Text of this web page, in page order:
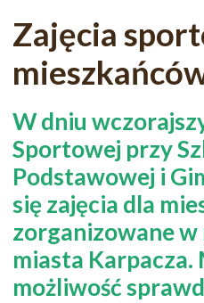
Zajęcia
W dniu
Sportowej przy
Podstawowej i
się zajęcia dla
zorganizowane
miasta
możliwość